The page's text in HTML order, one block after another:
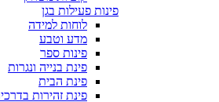
פינות פעילות בגן
לוחות למידה
מדע וטבע
פינות ספר
פינת בנייה ונגרות
פינת הבית
פינת זהירות